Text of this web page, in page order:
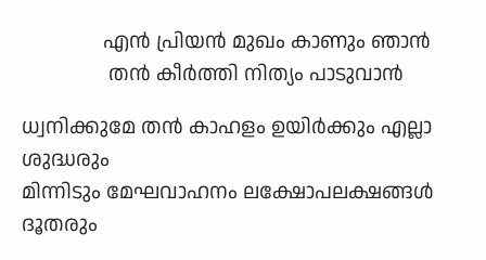
എൻ പ്രിയൻ മുഖം കാണും ഞാൻ
തൻ കീർത്തി നിത്യം പാടുവാൻ
ധ്വനിക്കുമേ തൻ കാഹളം ഉയിർക്കും എല്ലാ
ശുദ്ധരും
മിന്നിടും മേഘവാഹനം ലക്ഷോപലക്ഷങ്ങൾ
ദൂതരും